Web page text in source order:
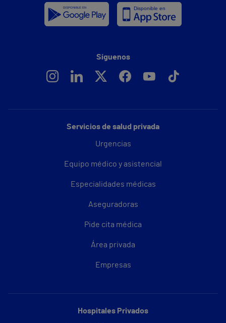
Servicios de salud privada
Urgencias
Equipo médico y asistencial
Especialidades médicas
Aseguradoras
Pide cita médica
Área privada
Empresas
Hospitales Privados
Síguenos